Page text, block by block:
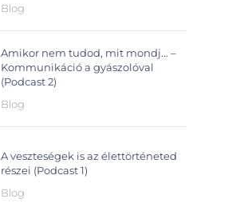
Blog
Amikor nem tudod, mit mondj... –
Kommunikáció a gyászolóval
(Podcast 2)
Blog
A veszteségek is az élettörténeted
részei (Podcast 1)
Blog